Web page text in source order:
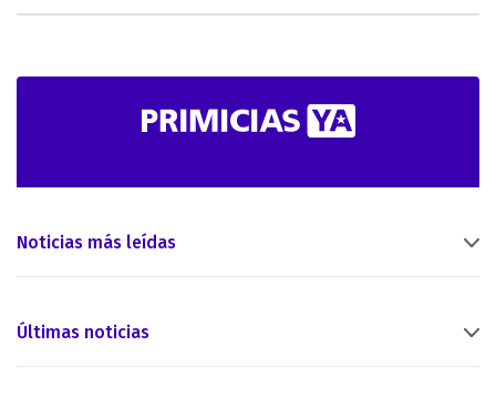
Noticias más leídas
Últimas noticias